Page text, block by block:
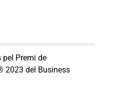
Premi de
2023 del Business